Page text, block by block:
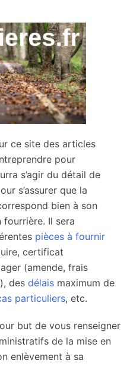
ce site des articles
pour
s’agir du détail de
s’assurer que la
bien à son
fourrière. Il sera
pièces à fournir
certificat
(amende, frais
des délais maximum de
particuliers, etc.
but de vous renseigner
de la mise en
enlèvement à sa